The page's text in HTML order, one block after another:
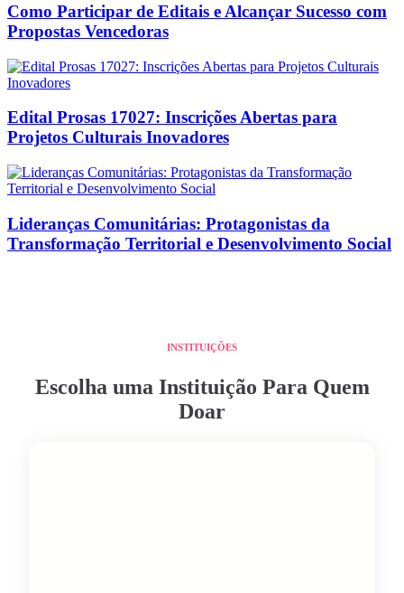
Como Participar de Editais e Alcançar Sucesso com
Propostas Vencedoras
Edital Prosas 17027: Inscrições Abertas para
Projetos Culturais Inovadores
Lideranças Comunitárias: Protagonistas da
Transformação Territorial e Desenvolvimento Social
INSTITUIÇÕES
Escolha uma Instituição Para Quem
Doar